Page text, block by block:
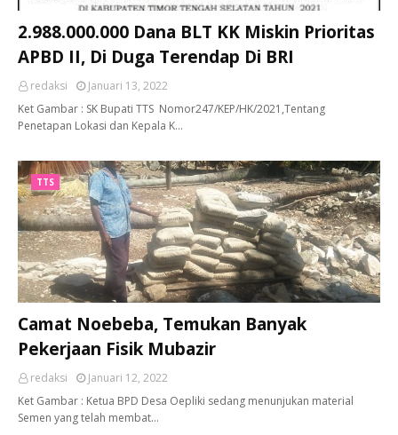
2.988.000.000 Dana BLT KK Miskin Prioritas
APBD II, Di Duga Terendap Di BRI
redaksi
Januari 13, 2022
Ket Gambar : SK Bupati TTS Nomor247/KEP/HK/2021,Tentang
Penetapan Lokasi dan Kepala K…
TTS
Camat Noebeba, Temukan Banyak
Pekerjaan Fisik Mubazir
redaksi
Januari 12, 2022
Ket Gambar : Ketua BPD Desa Oepliki sedang menunjukan material
Semen yang telah membat…